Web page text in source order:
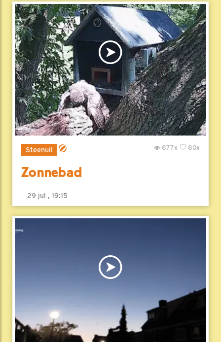
Steenuil 80x
877x
Zonnebad
29 jul , 19:15